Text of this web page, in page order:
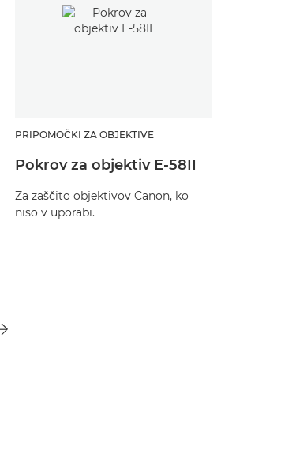
PRIPOMOČKI ZA OBJEKTIVE
Pokrov za objektiv E-58II
Za zaščito objektivov Canon, ko
niso v uporabi.